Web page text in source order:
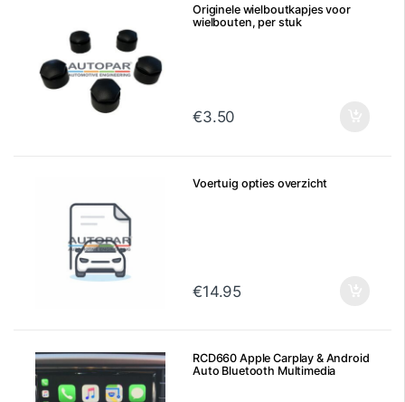
Originele wielboutkapjes voor
wielbouten, per stuk
€3.50
Voertuig opties overzicht
€14.95
RCD660 Apple Carplay & Android
Auto Bluetooth Multimedia